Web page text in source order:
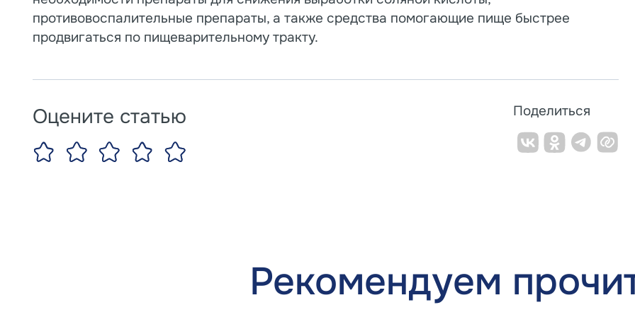
противовоспалительные препараты, а также средства помогающие пище быстрее
продвигаться по пищеварительному тракту.
Оцените статью Поделиться
Рекомендуем